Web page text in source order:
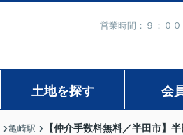
営業時間：９：０
土地を探す 会
亀崎駅 【仲介手数料無料／半田市】